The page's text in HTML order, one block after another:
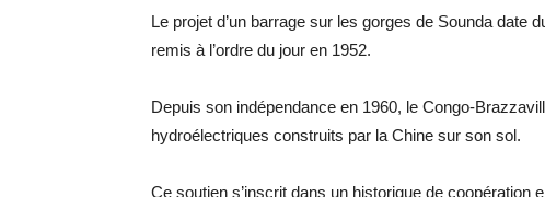
Le projet d’un barrage sur les gorges de Sounda date
remis à l’ordre du jour en 1952.
Depuis son indépendance en 1960, le Congo-
hydroélectriques construits par la Chine sur son sol.
Ce soutien s’inscrit dans un historique de coopération